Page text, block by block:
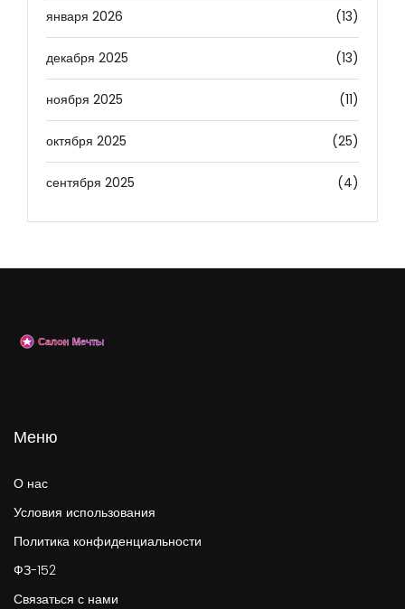
января 2026 (13)
декабря 2025 (13)
ноября 2025 (11)
октября 2025 (25)
сентября 2025 (4)
Меню
О нас
Условия использования
Политика конфиденциальности
ФЗ-152
Связаться с нами